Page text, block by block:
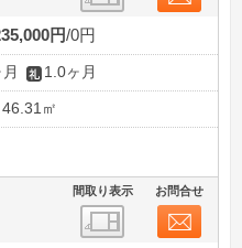
円 0円
1.0ヶ月
46.31㎡
間取り表示 お問合せ